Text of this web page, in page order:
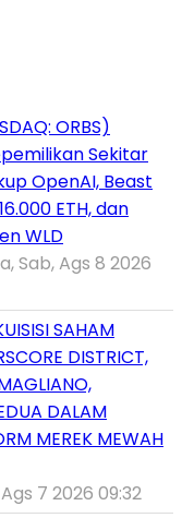
ORBS)
Sekitar
OpenAI, Beast
ETH, dan
WLD
Sab, Ags 8 2026
SAHAM
DISTRICT,
DALAM
MEREK MEWAH
7 2026 09:32